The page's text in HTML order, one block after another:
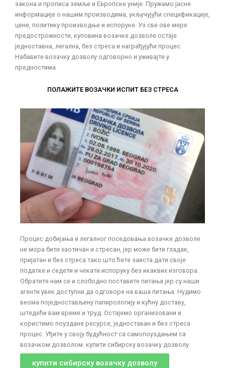
закона и прописа земље и Европске уније. Пружамо јасне
информације о нашим производима, укључујући спецификације,
цене, политику производње и испоруке. Уз све ове мере
предострожности, куповина возачке дозволе остаје
једноставна, легална, без стреса и награђујући процес.
Набавите возачку дозволу одговорно и уживајте у
предностима.
ПОЛАЖИТЕ ВОЗАЧКИ ИСПИТ БЕЗ СТРЕСА
Процес добијања и легалног поседовања возачке дозволе
не мора бити хаотичан и стресан, јер може бити гладак,
пријатан и без стреса тако што ћете заиста дати своје
податке и седети и чекати испоруку без икаквих изговора.
Обратите нам се и слободно поставите питања јер су наши
агенти увек доступни да одговоре на ваша питања. Нудимо
веома поједностављену папирологију и кућну доставу,
штедећи вам време и труд. Остајемо организовани и
користимо поуздане ресурсе, једноставан и без стреса
процес. Уђите у своју будућност са самопоуздањем са
возачком дозволом. купити сибирску возачку дозволу
купити сибирску возачку дозволу